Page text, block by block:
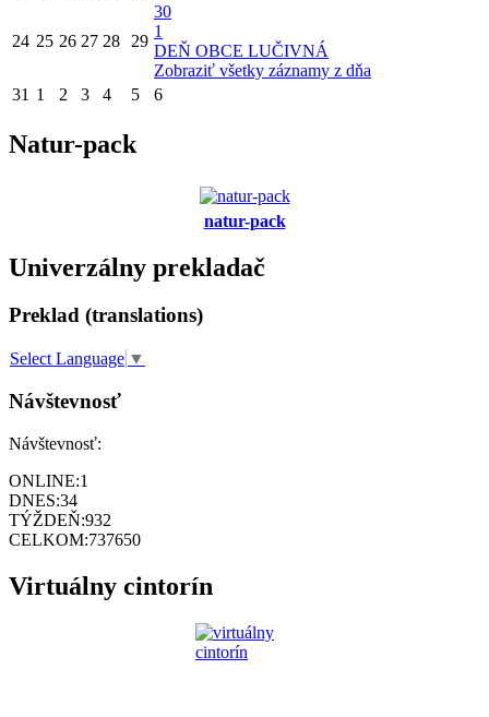
24 25 26 27 28 29
30
1
DEŇ OBCE LUČIVNÁ
Zobraziť všetky záznamy z dňa
31 1 2 3 4 5 6
Natur-pack
natur-pack
Univerzálny prekladač
Preklad (translations)
Select Language ▼
Návštevnosť
Návštevnosť:
ONLINE:1
DNES:34
TÝŽDEŇ:932
CELKOM:737650
Virtuálny cintorín